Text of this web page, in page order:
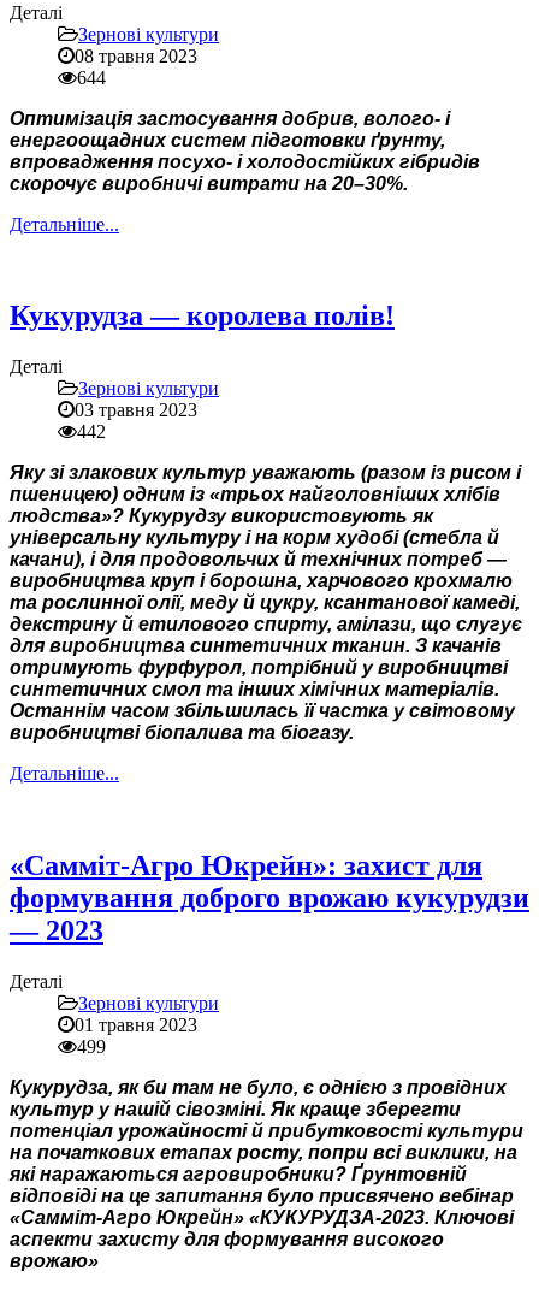
Деталі
Зернові культури
08 травня 2023
644
Оптимізація застосування добрив, волого- і
енергоощадних систем підготовки ґрунту,
впровадження посухо- і холодостійких гібридів
скорочує виробничі витрати на 20–30%.
Детальніше...
Кукурудза — королева полів!
Деталі
Зернові культури
03 травня 2023
442
Яку зі злакових культур уважають (разом із рисом і
пшеницею) одним із «трьох найголовніших хлібів
людства»? Кукурудзу використовують як
універсальну культуру і на корм худобі (стебла й
качани), і для продовольчих й технічних потреб —
виробництва круп і борошна, харчового крохмалю
та рослинної олії, меду й цукру, ксантанової камеді,
декстрину й етилового спирту, амілази, що слугує
для виробництва синтетичних тканин. З качанів
отримують фурфурол, потрібний у виробництві
синтетичних смол та інших хімічних матеріалів.
Останнім часом збільшилась її частка у світовому
виробництві біопалива та біогазу.
Детальніше...
«Самміт-Агро Юкрейн»: захист для
формування доброго врожаю кукурудзи
— 2023
Деталі
Зернові культури
01 травня 2023
499
Кукурудза, як би там не було, є однією з провідних
культур у нашій сівозміні. Як краще зберегти
потенціал урожайності й прибутковості культури
на початкових етапах росту, попри всі виклики, на
які наражаються агровиробники? Ґрунтовній
відповіді на це запитання було присвячено вебінар
«Самміт-Агро Юкрейн» «КУКУРУДЗА-2023. Ключові
аспекти захисту для формування високого
врожаю»